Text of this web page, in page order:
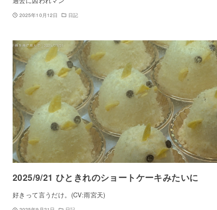
2025年10月12日 日記
2025/9/21 ひときれのショートケーキみたいに
好きって言うだけ。(CV:雨宮天)